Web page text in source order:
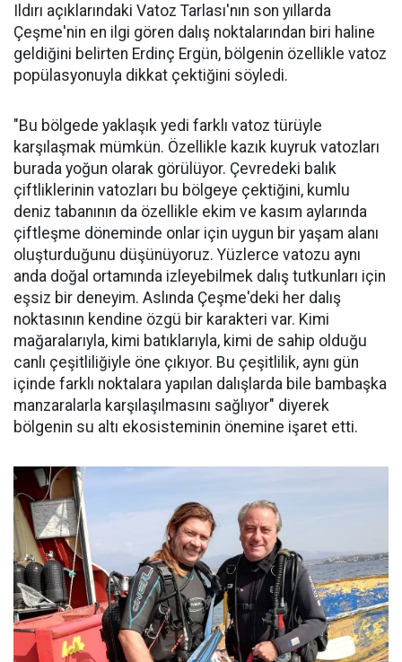
Ildırı açıklarındaki Vatoz Tarlası'nın son yıllarda
Çeşme'nin en ilgi gören dalış noktalarından biri haline
geldiğini belirten Erdinç Ergün, bölgenin özellikle vatoz
popülasyonuyla dikkat çektiğini söyledi.
"Bu bölgede yaklaşık yedi farklı vatoz türüyle
karşılaşmak mümkün. Özellikle kazık kuyruk vatozları
burada yoğun olarak görülüyor. Çevredeki balık
çiftliklerinin vatozları bu bölgeye çektiğini, kumlu
deniz tabanının da özellikle ekim ve kasım aylarında
çiftleşme döneminde onlar için uygun bir yaşam alanı
oluşturduğunu düşünüyoruz. Yüzlerce vatozu aynı
anda doğal ortamında izleyebilmek dalış tutkunları için
eşsiz bir deneyim. Aslında Çeşme'deki her dalış
noktasının kendine özgü bir karakteri var. Kimi
mağaralarıyla, kimi batıklarıyla, kimi de sahip olduğu
canlı çeşitliliğiyle öne çıkıyor. Bu çeşitlilik, aynı gün
içinde farklı noktalara yapılan dalışlarda bile bambaşka
manzaralarla karşılaşılmasını sağlıyor" diyerek
bölgenin su altı ekosisteminin önemine işaret etti.